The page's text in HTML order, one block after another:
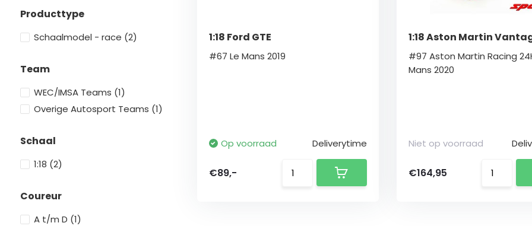
Producttype
Schaalmodel - race (2)
Team
WEC/IMSA Teams (1)
Overige Autosport Teams (1)
Schaal
1:18 (2)
Coureur
A t/m D (1)
1:18 Ford GTE
#67 Le Mans 2019
Op voorraad Deliverytime
€89,-
1:18 Aston Martin
#97 Aston Martin Racing
Mans 2020
Niet op voorraad
€164,95